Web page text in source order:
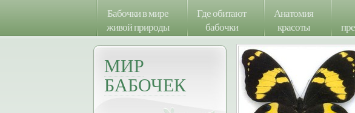
Бабочки в мире
живой природы
Где обитают
бабочки
Анатомия
красоты
МИР
БАБОЧЕК